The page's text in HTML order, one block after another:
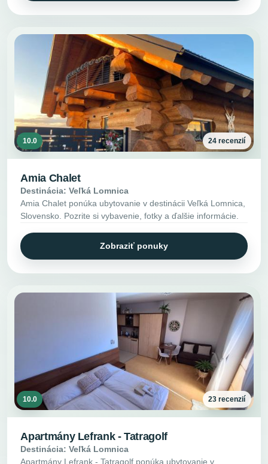
10.0 24 recenzií
Amia Chalet
Destinácia: Veľká Lomnica
Amia Chalet ponúka ubytovanie v destinácii Veľká Lomnica,
Slovensko. Pozrite si vybavenie, fotky a ďalšie informácie.
Zobraziť ponuky
10.0 23 recenzií
Apartmány Lefrank - Tatragolf
Destinácia: Veľká Lomnica
Apartmány Lefrank - Tatragolf ponúka ubytovanie v